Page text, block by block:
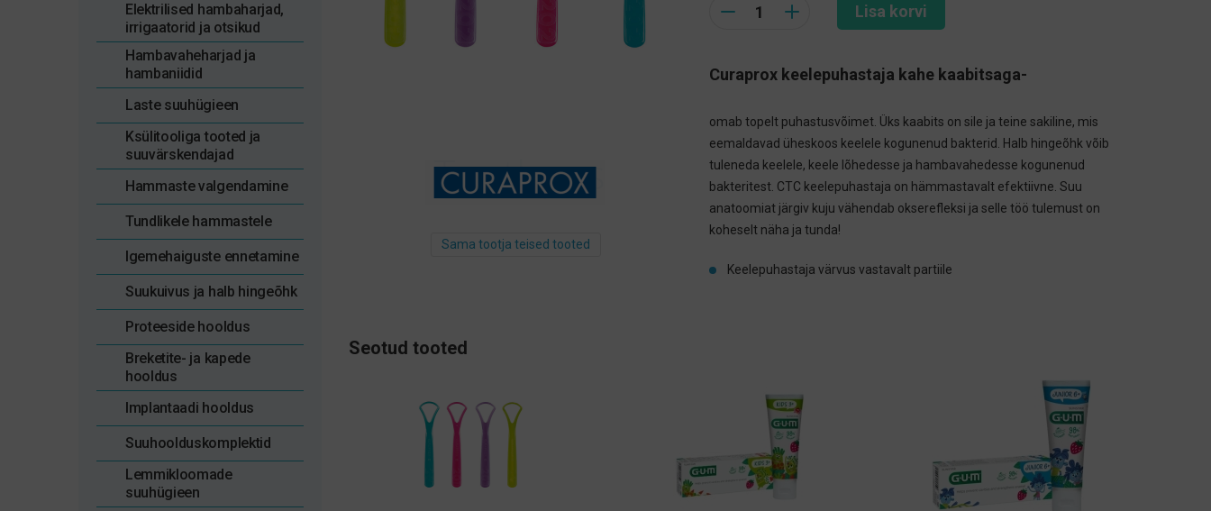
Elektrilised hambaharjad,
irrigaatorid ja otsikud
Hambavaheharjad ja
hambaniidid
Laste suuhügieen
Ksülitooliga tooted ja
suuvärskendajad
Hammaste valgendamine
Tundlikele hammastele
Igemehaiguste ennetamine
Suukuivus ja halb hingeõhk
Proteeside hooldus
Breketite- ja kapede
hooldus
Implantaadi hooldus
Suuhoolduskomplektid
Lemmikloomade
suuhügieen
Sama tootja teised tooted
Lisa korvi
Curaprox keelepuhastaja kahe kaabitsaga-
omab topelt puhastusvõimet. Üks kaabits on sile ja teine sakiline, mis
eemaldavad üheskoos keelele kogunenud bakterid. Halb hingeõhk võib
tuleneda keelele, keele lõhedesse ja hambavahedesse kogunenud
bakteritest. CTC keelepuhastaja on hämmastavalt efektiivne. Suu
anatoomiat järgiv kuju vähendab okserefleksi ja selle töö tulemust on
koheselt näha ja tunda!
Keelepuhastaja värvus vastavalt partiile
Seotud tooted